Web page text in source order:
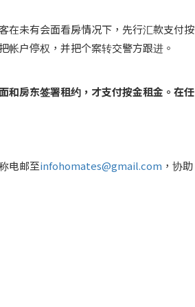
在未有会面看房情况下，先行汇款支付按
帐户停权，并把个案转交警方跟进。
和房东签署租约，才支付按金租金。在任
电邮至infohomates@gmail.com ，协助